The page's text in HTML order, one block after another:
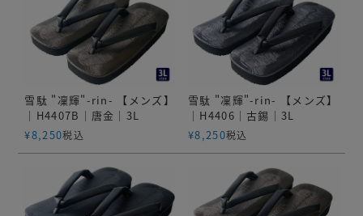
雪駄 "凜輝"-rin- 【メンズ】
｜H4407B｜唐金｜3L
¥8,250税込
雪駄 "凜輝"-rin- 【メンズ】
｜H4406｜古錫｜3L
¥8,250税込